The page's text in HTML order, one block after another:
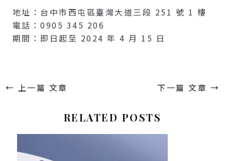
地址：台中市西屯區臺灣大道三段 251 號 1 樓
電話：0905 345 206
期間：即日起至 2024 年 4 月 15 日
← 上一篇 文章 下一篇 文章 →
RELATED POSTS